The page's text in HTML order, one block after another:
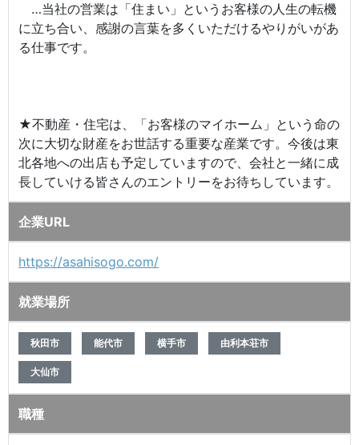
…当社の営業は「住まい」というお客様の人生の転機
に立ち合い、感謝の言葉を多くいただけるやりがいがあ
る仕事です。
★不動産・住宅は、「お客様のマイホーム」という命の
次に大切な財産をお世話する重要な産業です。今後は東
北各地への出店も予定していますので、会社と一緒に成
長していける皆さんのエントリーをお待ちしています。
企業URL
https://asahisogo.com/
就業場所
秋田市 能代市 横手市 由利本荘市
大仙市
職種